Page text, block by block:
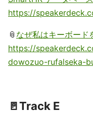
https://
📎 なぜ私はキーボード
https://
dowozuo-rufalseka-
🚪Track E